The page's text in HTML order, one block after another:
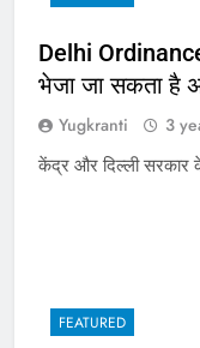
Delhi
भेजा जा सकता है
Yugkranti 3
केंद्र और दिल्ली सरकार
FEATURED